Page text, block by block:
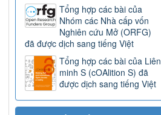
Tổng hợp các bài của
Nhóm các Nhà cấp vốn
Nghiên cứu Mở (ORFG)
đã được dịch sang tiếng Việt
Tổng hợp các bài của Liên
minh S (cOAlition S) đã
được dịch sang tiếng Việt